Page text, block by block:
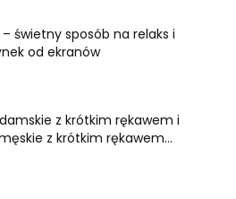
– świetny sposób na relaks i
od ekranów
z krótkim rękawem i
z krótkim rękawem...